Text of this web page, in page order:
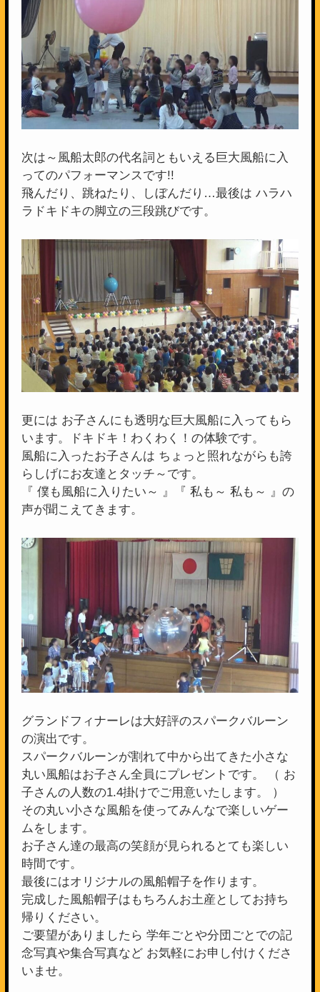
次は～風船太郎の代名詞ともいえる巨大風船に入
ってのパフォーマンスです!!
飛んだり、跳ねたり、しぼんだり…最後は ハラハ
ラドキドキの脚立の三段跳びです。
更には お子さんにも透明な巨大風船に入ってもら
います。ドキドキ！わくわく！の体験です。
風船に入ったお子さんは ちょっと照れながらも誇
らしげにお友達とタッチ～です。
『 僕も風船に入りたい～ 』『 私も～ 私も～ 』の
声が聞こえてきます。
グランドフィナーレは大好評のスパークバルーン
の演出です。
スパークバルーンが割れて中から出てきた小さな
丸い風船はお子さん全員にプレゼントです。 （ お
子さんの人数の1.4掛けでご用意いたします。 ）
その丸い小さな風船を使ってみんなで楽しいゲー
ムをします。
お子さん達の最高の笑顔が見られるとても楽しい
時間です。
最後にはオリジナルの風船帽子を作ります。
完成した風船帽子はもちろんお土産としてお持ち
帰りください。
ご要望がありましたら 学年ごとや分団ごとでの記
念写真や集合写真など お気軽にお申し付けくださ
いませ。